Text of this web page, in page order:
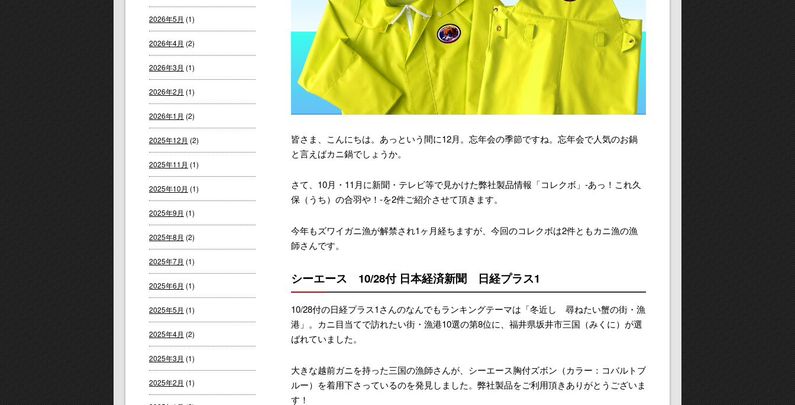
皆さま、こんにちは。あっという間に12月。忘年会の季節ですね。忘年会で人気のお鍋
と言えばカニ鍋でしょうか。
さて、10月・11月に新聞・テレビ等で見かけた弊社製品情報「コレクボ」-あっ！これ久
保（うち）の合羽や！-を2件ご紹介させて頂きます。
今年もズワイガニ漁が解禁され1ヶ月経ちますが、今回のコレクボは2件ともカニ漁の漁
師さんです。
シーエース 10/28付 日本経済新聞 日経プラス1
10/28付の日経プラス1さんのなんでもランキングテーマは「冬近し 尋ねたい蟹の街・漁
港」。カニ目当てで訪れたい街・漁港10選の第8位に、福井県坂井市三国（みくに）が選
ばれていました。
大きな越前ガニを持った三国の漁師さんが、シーエース胸付ズボン（カラー：コバルトブ
ルー）を着用下さっているのを発見しました。弊社製品をご利用頂きありがとうございま
す！
2026年5月 (1)
2026年4月 (2)
2026年3月 (1)
2026年2月 (1)
2026年1月 (2)
2025年12月 (2)
2025年11月 (1)
2025年10月 (1)
2025年9月 (1)
2025年8月 (2)
2025年7月 (1)
2025年6月 (1)
2025年5月 (1)
2025年4月 (2)
2025年3月 (1)
2025年2月 (1)